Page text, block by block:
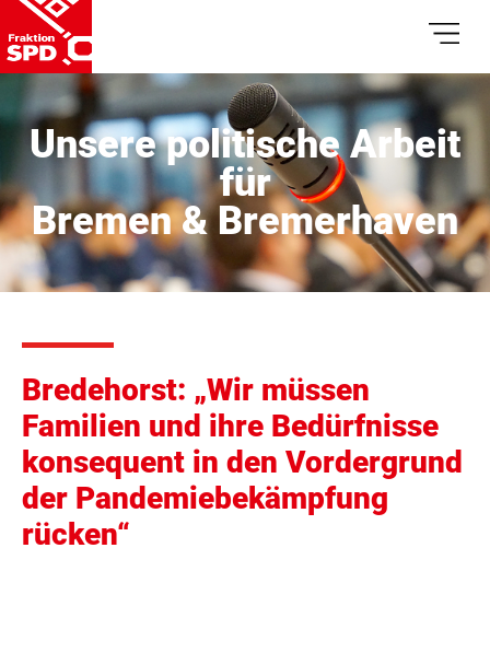
Unsere politische Arbeit
für
Bremen & Bremerhaven
Bredehorst: „Wir müssen
Familien und ihre Bedürfnisse
konsequent in den Vordergrund
der Pandemiebekämpfung
rücken“